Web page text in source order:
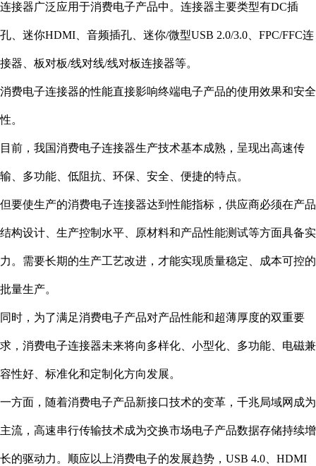
连接器广泛应用于消费电子产品中。连接器主要类型有DC插
孔、迷你HDMI、音频插孔、迷你/微型USB 2.0/3.0、FPC/FFC连
接器、板对板/线对线/线对板连接器等。
消费电子连接器的性能直接影响终端电子产品的使用效果和安全
性。
目前，我国消费电子连接器生产技术基本成熟，呈现出高速传
输、多功能、低阻抗、环保、安全、便捷的特点。
但要使生产的消费电子连接器达到性能指标，供应商必须在产品
结构设计、生产控制水平、原材料和产品性能测试等方面具备实
力。需要长期的生产工艺改进，才能实现质量稳定、成本可控的
批量生产。
同时，为了满足消费电子产品对产品性能和超薄厚度的双重要
求，消费电子连接器未来将向多样化、小型化、多功能、电磁兼
容性好、标准化和定制化方向发展。
一方面，随着消费电子产品新接口技术的变革，千兆局域网成为
主流，高速串行传输技术成为交换市场电子产品数据存储持续增
长的驱动力。顺应以上消费电子的发展趋势，USB 4.0、HDMI